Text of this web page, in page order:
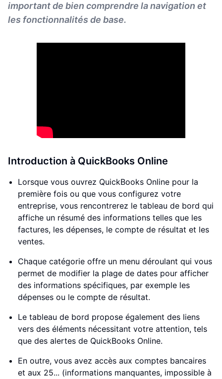
important de bien comprendre la navigation et
les fonctionnalités de base.
Introduction à QuickBooks Online
Lorsque vous ouvrez QuickBooks Online pour la
première fois ou que vous configurez votre
entreprise, vous rencontrerez le tableau de bord qui
affiche un résumé des informations telles que les
factures, les dépenses, le compte de résultat et les
ventes.
Chaque catégorie offre un menu déroulant qui vous
permet de modifier la plage de dates pour afficher
des informations spécifiques, par exemple les
dépenses ou le compte de résultat.
Le tableau de bord propose également des liens
vers des éléments nécessitant votre attention, tels
que des alertes de QuickBooks Online.
En outre, vous avez accès aux comptes bancaires
et aux 25... (informations manquantes, impossible à